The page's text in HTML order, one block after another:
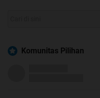
Komunitas Pilihan